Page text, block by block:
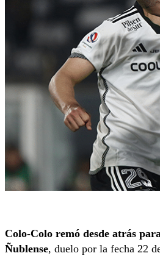
Colo-Colo remó desde atrás
Ñublense, duelo por la fecha 22